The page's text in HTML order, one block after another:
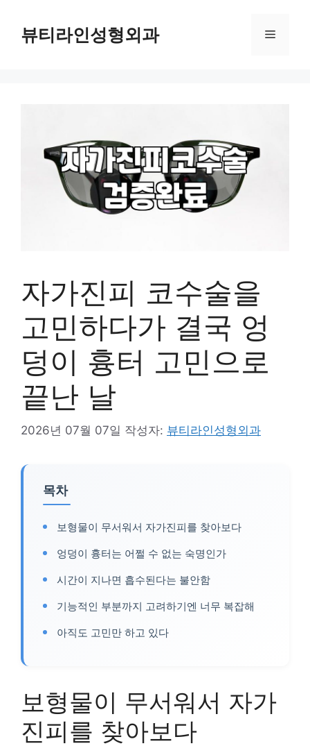
뷰티라인성형외과 메
자가진피 코수술을
고민하다가 결국 엉
덩이 흉터 고민으로
끝난 날
2026년 07월 07일 작성자: 뷰티라인성형외과
목차
보형물이 무서워서 자가진피를 찾아보다
엉덩이 흉터는 어쩔 수 없는 숙명인가
시간이 지나면 흡수된다는 불안함
기능적인 부분까지 고려하기엔 너무 복잡해
아직도 고민만 하고 있다
보형물이 무서워서 자가
진피를 찾아보다